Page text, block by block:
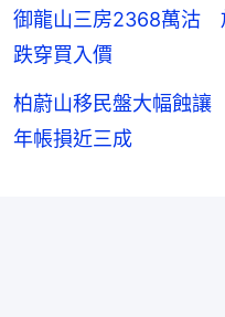
御龍山三房2368萬沽
跌穿買入價
柏蔚山移民盤大幅蝕
年帳損近三成